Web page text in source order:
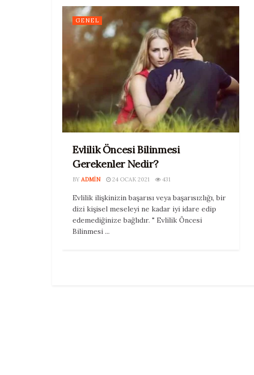
GENEL
Evlilik Öncesi Bilinmesi
Gerekenler Nedir?
BY ADMIN 24 OCAK 2021 431
Evlilik ilişkinizin başarısı veya başarısızlığı, bir
dizi kişisel meseleyi ne kadar iyi idare edip
edemediğinize bağlıdır. " Evlilik Öncesi
Bilinmesi ...